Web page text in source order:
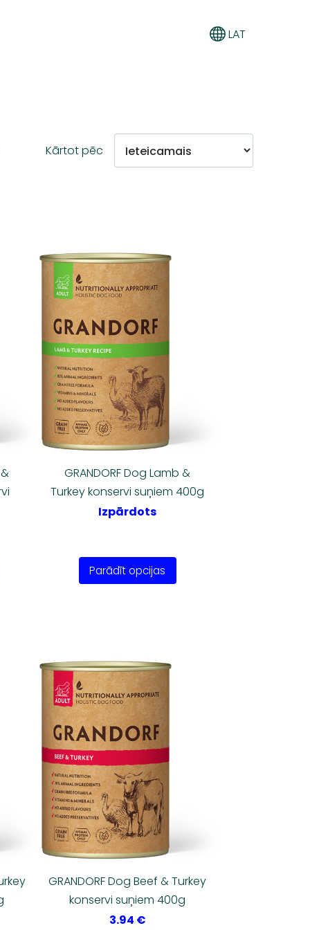
LAT
Kārtot pēc
GRANDORF Dog Lamb &
Turkey konservi suņiem 400g
Izpārdots
Parādīt opcijas
GRANDORF Dog Beef & Turkey
konservi suņiem 400g
3.94 €